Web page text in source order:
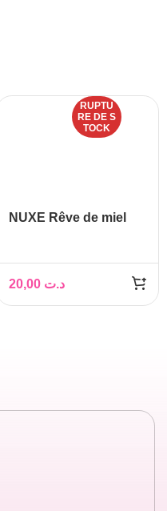
RUPTU
RE DE S
TOCK
NUXE Rêve de miel
د.ت